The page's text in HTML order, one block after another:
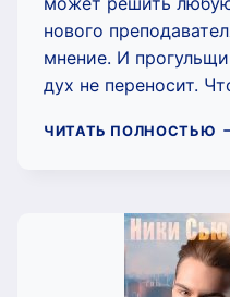
нового
мнение. И
дух не переносит.
ЧИТАТЬ ПОЛНОСТЬЮ В